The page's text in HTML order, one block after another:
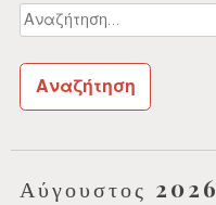
Αναζήτηση
για:
Αύγουστος 2026